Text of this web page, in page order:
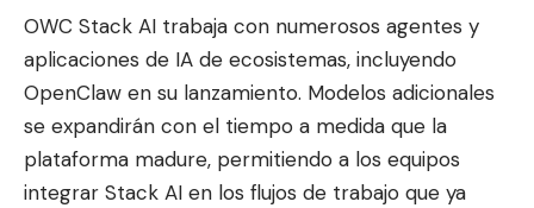
OWC Stack AI trabaja con numerosos agentes y
aplicaciones de IA de ecosistemas, incluyendo
OpenClaw en su lanzamiento. Modelos adicionales
se expandirán con el tiempo a medida que la
plataforma madure, permitiendo a los equipos
integrar Stack AI en los flujos de trabajo que ya